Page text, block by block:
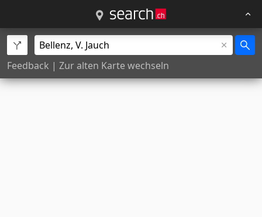
Feedback | Zur alten Karte wechseln